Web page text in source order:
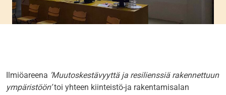
Ilmiöareena ’Muutoskestävyyttä ja resilienssiä rakennettuun
ympäristöön’toi yhteen kiinteistö-ja rakentamisalan